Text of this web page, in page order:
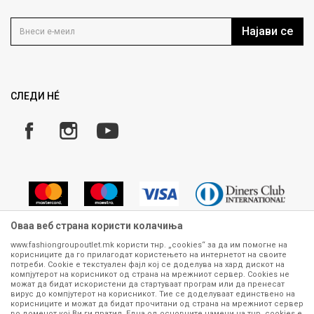
Кариера
Како да купите
Замена и рефундација на производи
Плаќање
Најави се
СЛЕДИ НÉ
Сите информации околу производите кои се изложени на нашата
онлајн продавница се стремиме да бидат конкретни, точни и прецизни,
меѓутоа не можеме да гарантираме дека се без ниту една грешка или
пак дека сите производи во моментот се достапни на залиха.
Фотографиите се најверодостојниот приказ на производот. Доколку
Оваа веб страна користи колачиња
www.fashiongroupoutlet.mk користи тнр. „cookies“ за да им помогне на
корисниците да го прилагодат користењето на интернетот на своите
потреби. Cookie е текстуален фајл кој се доделува на хард дискот на
компјутерот на корисникот од страна на мрежниот сервер. Cookies не
можат да бидат искористени да стартуваат програм или да пренесат
вирус до компјутерот на корисникот. Тие се доделуваат единствено на
корисниците и можат да бидат прочитани од страна на мрежниот сервер